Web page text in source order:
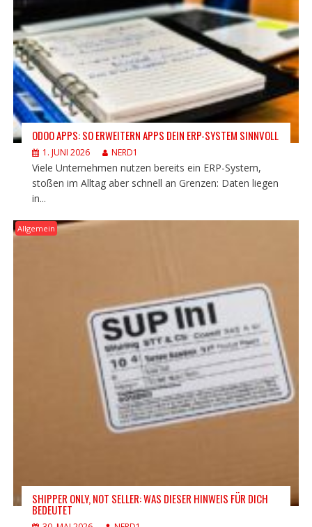
ODOO APPS: SO ERWEITERN APPS DEIN ERP-SYSTEM SINNVOLL
1. JUNI 2026 NERD1
Viele Unternehmen nutzen bereits ein ERP-System,
stoßen im Alltag aber schnell an Grenzen: Daten liegen
in...
Allgemein
SHIPPER ONLY, NOT SELLER: WAS DIESER HINWEIS FÜR DICH
BEDEUTET